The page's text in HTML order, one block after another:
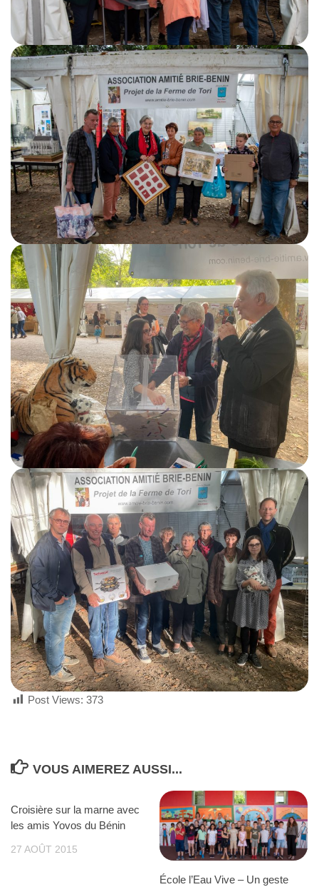
Post Views: 373
VOUS AIMEREZ AUSSI...
Croisière sur la marne avec
les amis Yovos du Bénin
27 AOÛT 2015
École l’Eau Vive – Un geste